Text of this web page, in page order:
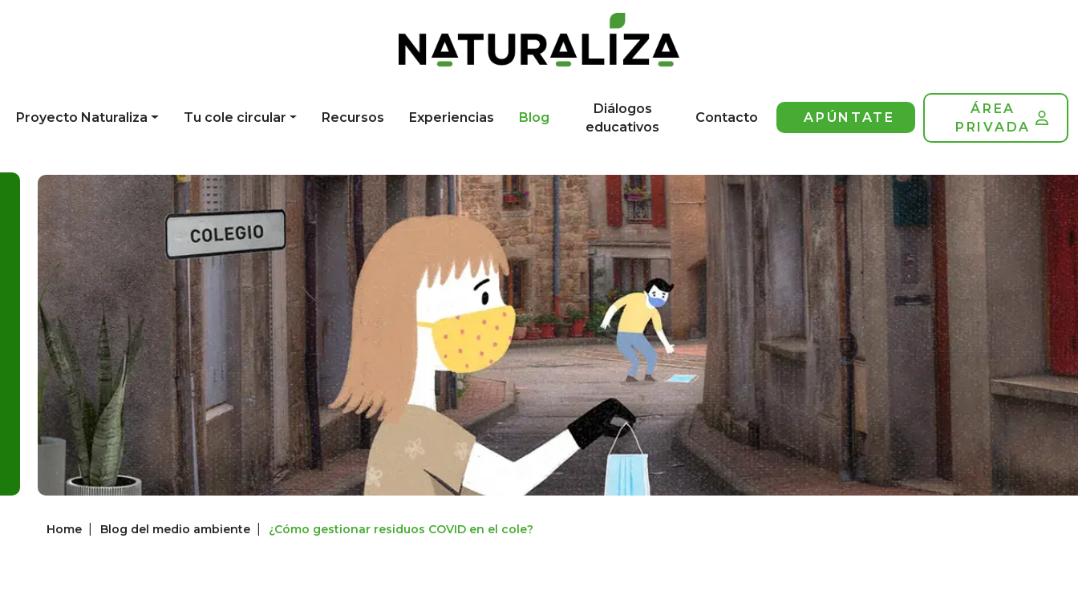
Proyecto Naturaliza Tu cole circular Recursos Experiencias Blog
Diálogos
educativos
Contacto APÚNTATE
ÁREA
PRIVADA
Home Blog del medio ambiente ¿Cómo gestionar residuos COVID en el cole?